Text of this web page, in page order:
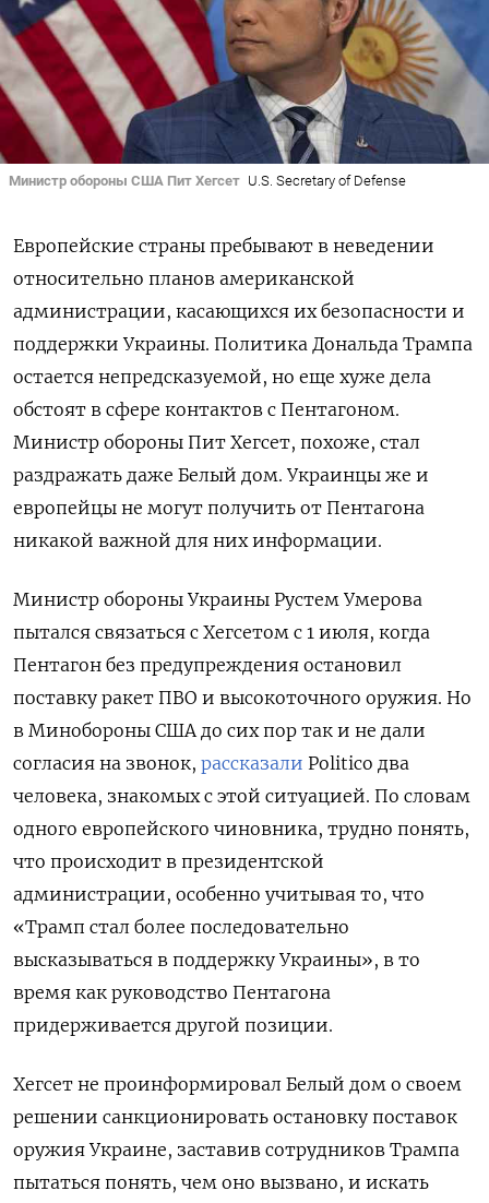
Министр обороны США Пит Хегсет U.S. Secretary of Defense
Европейские страны пребывают в неведении
относительно планов американской
администрации, касающихся их безопасности и
поддержки Украины. Политика Дональда Трампа
остается непредсказуемой, но еще хуже дела
обстоят в сфере контактов с Пентагоном.
Министр обороны Пит Хегсет, похоже, стал
раздражать даже Белый дом. Украинцы же и
европейцы не могут получить от Пентагона
никакой важной для них информации.
Министр обороны Украины Рустем Умерова
пытался связаться с Хегсетом с 1 июля, когда
Пентагон без предупреждения остановил
поставку ракет ПВО и высокоточного оружия. Но
в Минобороны США до сих пор так и не дали
согласия на звонок, рассказали Politico два
человека, знакомых с этой ситуацией. По словам
одного европейского чиновника, трудно понять,
что происходит в президентской
администрации, особенно учитывая то, что
«Трамп стал более последовательно
высказываться в поддержку Украины», в то
время как руководство Пентагона
придерживается другой позиции.
Хегсет не проинформировал Белый дом о своем
решении санкционировать остановку поставок
оружия Украине, заставив сотрудников Трампа
пытаться понять, чем оно вызвано, и искать